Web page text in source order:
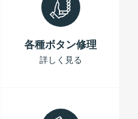
各種ボタン修理
詳しく見る